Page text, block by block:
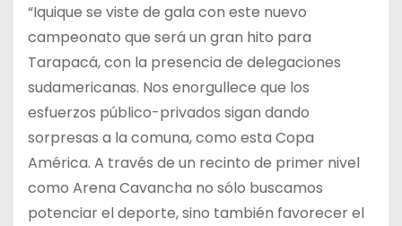
“Iquique se viste de gala con este nuevo
campeonato que será un gran hito para
Tarapacá, con la presencia de delegaciones
sudamericanas. Nos enorgullece que los
esfuerzos público-privados sigan dando
sorpresas a la comuna, como esta Copa
América. A través de un recinto de primer nivel
como Arena Cavancha no sólo buscamos
potenciar el deporte, sino también favorecer el